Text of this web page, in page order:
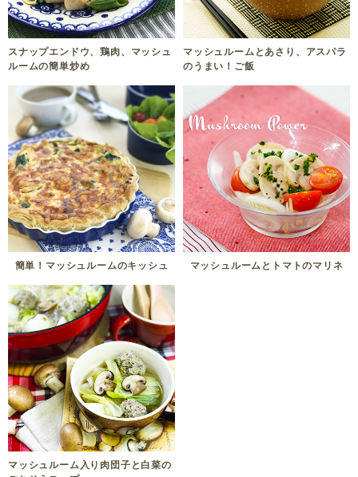
スナップエンドウ、鶏肉、マッシュ
ルームの簡単炒め
マッシュルームとあさり、アスパラ
のうまい！ご飯
簡単！マッシュルームのキッシュ マッシュルームとトマトのマリネ
マッシュルーム入り肉団子と白菜の